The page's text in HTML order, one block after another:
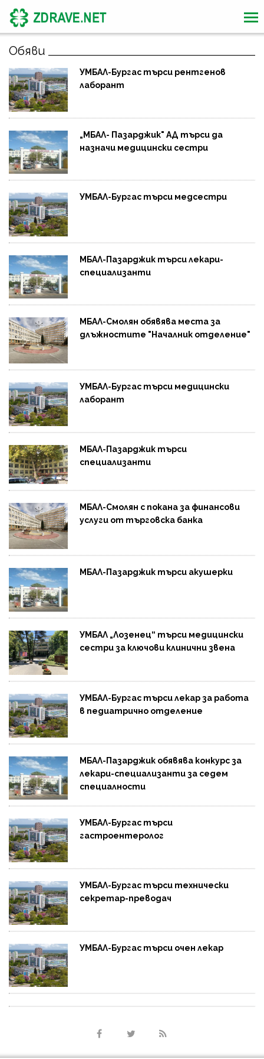
Обяви
УМБАЛ-Бургас търси рентгенов
лаборант
„МБАЛ- Пазарджик" АД търси да
назначи медицински сестри
УМБАЛ-Бургас търси медсестри
МБАЛ-Пазарджик търси лекари-
специализанти
МБАЛ-Смолян обявява места за
длъжностите "Началник отделение"
УМБАЛ-Бургас търси медицински
лаборант
МБАЛ-Пазарджик търси
специализанти
МБАЛ-Смолян с покана за финансови
услуги от търговска банка
МБАЛ-Пазарджик търси акушерки
УМБАЛ „Лозенец“ търси медицински
сестри за ключови клинични звена
УМБАЛ-Бургас търси лекар за работа
в педиатрично отделение
МБАЛ-Пазарджик обявява конкурс за
лекари-специализанти за седем
специалности
УМБАЛ-Бургас търси
гастроентеролог
УМБАЛ-Бургас търси технически
секретар-преводач
УМБАЛ-Бургас търси очен лекар